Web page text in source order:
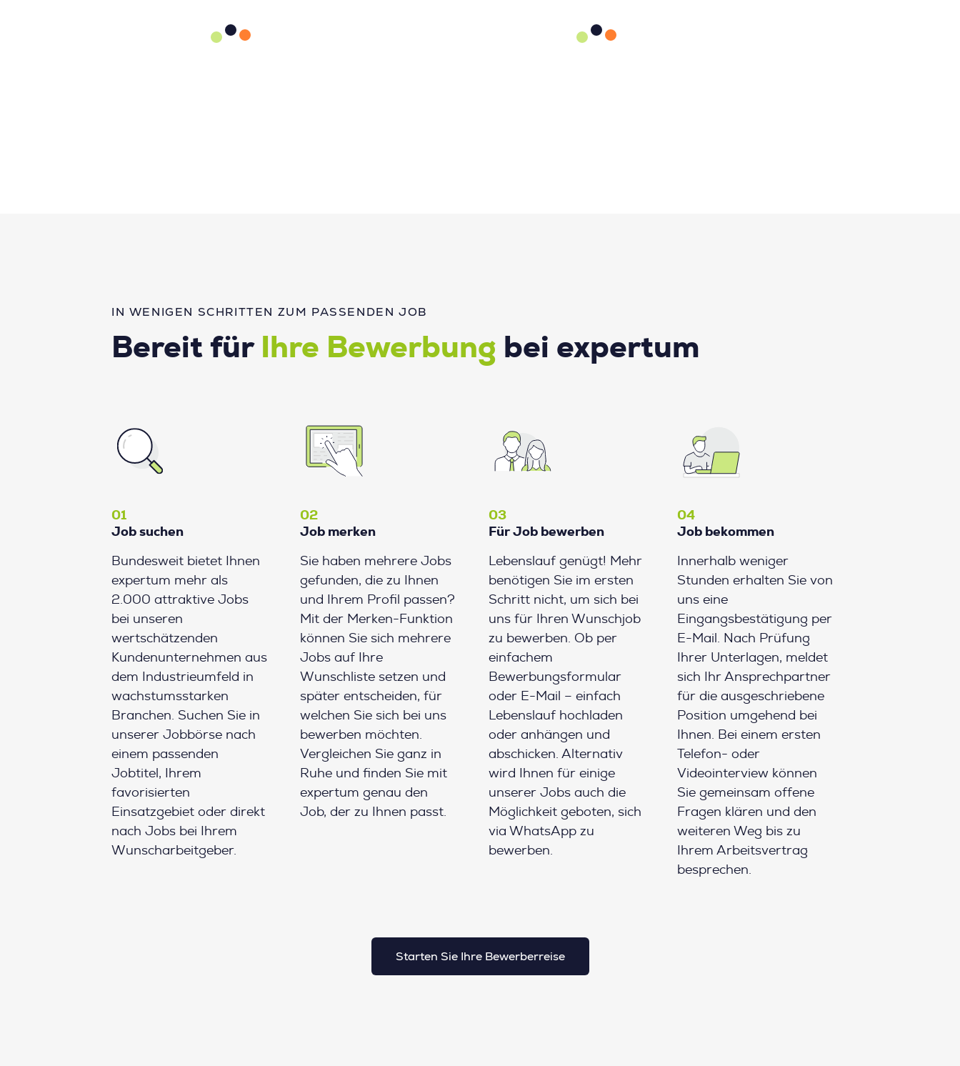
IN WENIGEN SCHRITTEN ZUM PASSENDEN JOB
Bereit für Ihre Bewerbung bei expertum
01
Job suchen
Bundesweit bietet Ihnen
expertum mehr als
2.000 attraktive Jobs
bei unseren
wertschätzenden
Kundenunternehmen aus
dem Industrieumfeld in
wachstumsstarken
Branchen. Suchen Sie in
unserer Jobbörse nach
einem passenden
Jobtitel, Ihrem
favorisierten
Einsatzgebiet oder direkt
nach Jobs bei Ihrem
Wunscharbeitgeber.
02
Job merken
Sie haben mehrere Jobs
gefunden, die zu Ihnen
und Ihrem Profil passen?
Mit der Merken-Funktion
können Sie sich mehrere
Jobs auf Ihre
Wunschliste setzen und
später entscheiden, für
welchen Sie sich bei uns
bewerben möchten.
Vergleichen Sie ganz in
Ruhe und finden Sie mit
expertum genau den
Job, der zu Ihnen passt.
03
Für Job bewerben
Lebenslauf genügt! Mehr
benötigen Sie im ersten
Schritt nicht, um sich bei
uns für Ihren Wunschjob
zu bewerben. Ob per
einfachem
Bewerbungsformular
oder E-Mail – einfach
Lebenslauf hochladen
oder anhängen und
abschicken. Alternativ
wird Ihnen für einige
unserer Jobs auch die
Möglichkeit geboten, sich
via WhatsApp zu
bewerben.
04
Job bekommen
Innerhalb weniger
Stunden erhalten Sie von
uns eine
Eingangsbestätigung per
E-Mail. Nach Prüfung
Ihrer Unterlagen, meldet
sich Ihr Ansprechpartner
für die ausgeschriebene
Position umgehend bei
Ihnen. Bei einem ersten
Telefon- oder
Videointerview können
Sie gemeinsam offene
Fragen klären und den
weiteren Weg bis zu
Ihrem Arbeitsvertrag
besprechen.
Starten Sie Ihre Bewerberreise